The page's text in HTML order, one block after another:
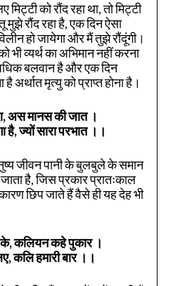
को रौंद रहा था, तो मिट्टी
रौंद रहा है, एक दिन ऐसा
हो जायेगा और मैं तुझे रौंदूंगी।
व्यर्थ का अभिमान नहीं करना
बलवान है और एक दिन
अर्थात मृत्यु को प्राप्त होना है।
अस मानस की जात ।
ज्यों सारा परभात ।।
जीवन पानी के बुलबुले के समान
है, जिस प्रकार प्रातःकाल
छिप जाते हैं वैसे ही यह देह भी
कलियन कहे पुकार ।
कलि हमारी बार ।।